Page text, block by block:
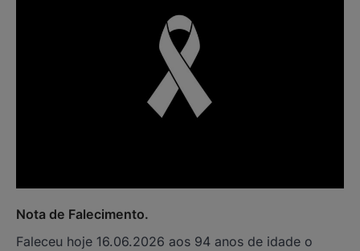
Nota de Falecimento.
Faleceu hoje 16.06.2026 aos 94 anos de idade o